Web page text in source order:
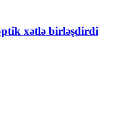
xətlə birləşdirdi